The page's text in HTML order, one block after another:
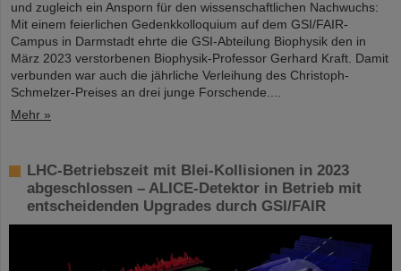
und zugleich ein Ansporn für den wissenschaftlichen Nachwuchs:
Mit einem feierlichen Gedenkkolloquium auf dem GSI/FAIR-
Campus in Darmstadt ehrte die GSI-Abteilung Biophysik den in
März 2023 verstorbenen Biophysik-Professor Gerhard Kraft. Damit
verbunden war auch die jährliche Verleihung des Christoph-
Schmelzer-Preises an drei junge Forschende....
Mehr »
LHC-Betriebszeit mit Blei-Kollisionen in 2023
abgeschlossen – ALICE-Detektor in Betrieb mit
entscheidenden Upgrades durch GSI/FAIR